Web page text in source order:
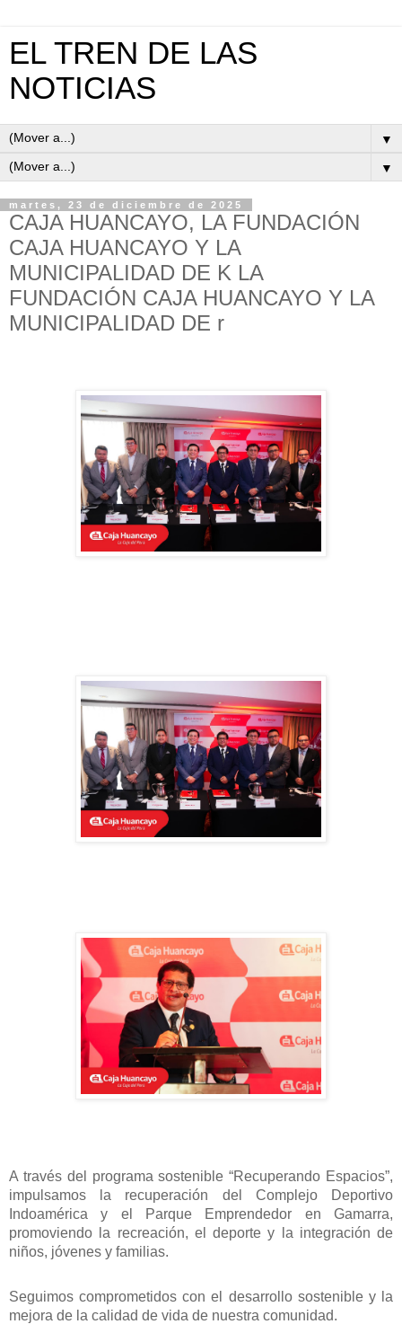
EL TREN DE LAS
NOTICIAS
▼
▼
martes, 23 de diciembre de 2025
CAJA HUANCAYO, LA FUNDACIÓN
CAJA HUANCAYO Y LA
MUNICIPALIDAD DE K LA
FUNDACIÓN CAJA HUANCAYO Y LA
MUNICIPALIDAD DE r
A través del programa sostenible “Recuperando Espacios”,
impulsamos la recuperación del Complejo Deportivo
Indoamérica y el Parque Emprendedor en Gamarra,
promoviendo la recreación, el deporte y la integración de
niños, jóvenes y familias.
Seguimos comprometidos con el desarrollo sostenible y la
mejora de la calidad de vida de nuestra comunidad.